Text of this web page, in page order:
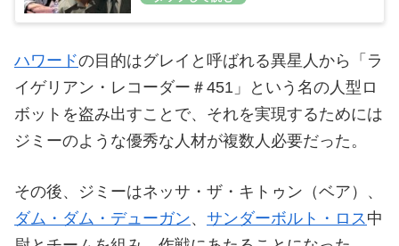
ハワードの目的はグレイと呼ばれる異星人から「ラ
イゲリアン・レコーダー＃451」という名の人型ロ
ボットを盗み出すことで、それを実現するためには
ジミーのような優秀な人材が複数人必要だった。
その後、ジミーはネッサ・ザ・キトゥン（ベア）、
ダム・ダム・デューガン、 サンダーボルト・ロス 中